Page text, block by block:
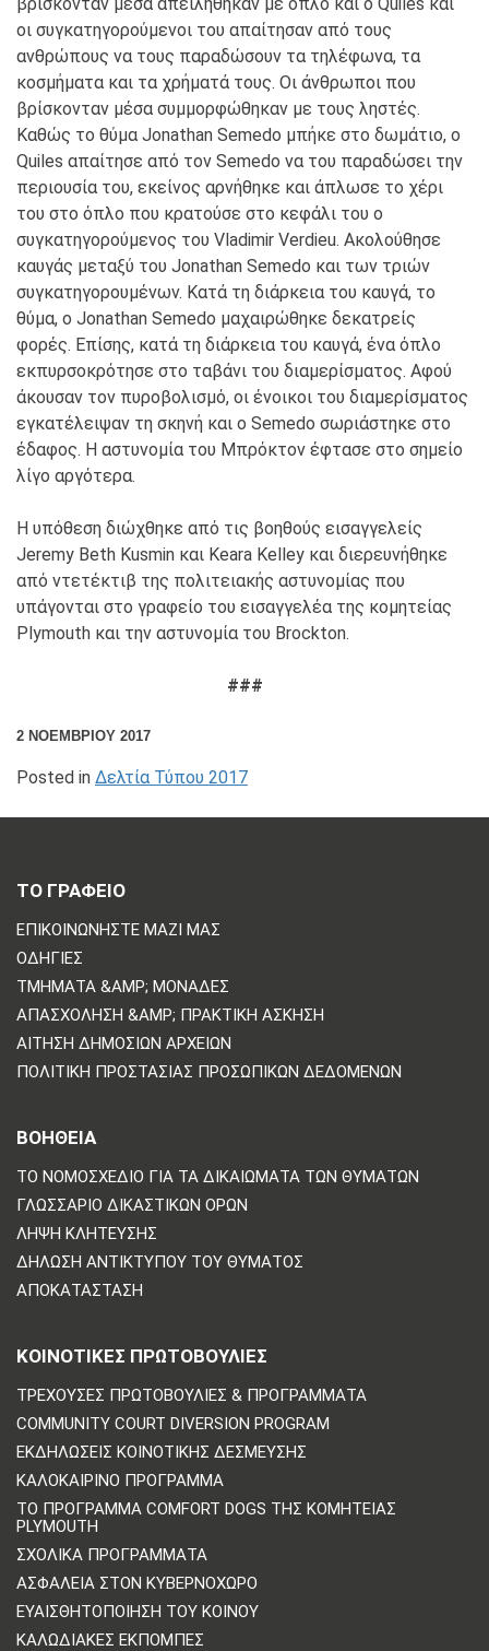
οι συγκατηγορούμενοι του απαίτησαν από τους
ανθρώπους να τους παραδώσουν τα τηλέφωνα, τα
κοσμήματα και τα χρήματά τους. Οι άνθρωποι που
βρίσκονταν μέσα συμμορφώθηκαν με τους ληστές.
Καθώς το θύμα Jonathan Semedo μπήκε στο δωμάτιο, ο
Quiles απαίτησε από τον Semedo να του παραδώσει την
περιουσία του, εκείνος αρνήθηκε και άπλωσε το χέρι
του στο όπλο που κρατούσε στο κεφάλι του ο
συγκατηγορούμενος του Vladimir Verdieu. Ακολούθησε
καυγάς μεταξύ του Jonathan Semedo και των τριών
συγκατηγορουμένων. Κατά τη διάρκεια του καυγά, το
θύμα, ο Jonathan Semedo μαχαιρώθηκε δεκατρείς
φορές. Επίσης, κατά τη διάρκεια του καυγά, ένα όπλο
εκπυρσοκρότησε στο ταβάνι του διαμερίσματος. Αφού
άκουσαν τον πυροβολισμό, οι ένοικοι του διαμερίσματος
εγκατέλειψαν τη σκηνή και ο Semedo σωριάστηκε στο
έδαφος. Η αστυνομία του Μπρόκτον έφτασε στο σημείο
λίγο αργότερα.
Η υπόθεση διώχθηκε από τις βοηθούς εισαγγελείς
Jeremy Beth Kusmin και Keara Kelley και διερευνήθηκε
από ντετέκτιβ της πολιτειακής αστυνομίας που
υπάγονται στο γραφείο του εισαγγελέα της κομητείας
Plymouth και την αστυνομία του Brockton.
###
2 ΝΟΕΜΒΡΊΟΥ 2017
Posted in Δελτία Τύπου 2017
ΤΟ ΓΡΑΦΕΙΟ
ΕΠΙΚΟΙΝΩΝΗΣΤΕ ΜΑΖΙ ΜΑΣ
ΟΔΗΓΊΕΣ
ΤΜΉΜΑΤΑ &AMP; ΜΟΝΆΔΕΣ
ΑΠΑΣΧΌΛΗΣΗ &AMP; ΠΡΑΚΤΙΚΉ ΆΣΚΗΣΗ
ΑΊΤΗΣΗ ΔΗΜΌΣΙΩΝ ΑΡΧΕΊΩΝ
ΠΟΛΙΤΙΚΗ ΠΡΟΣΤΑΣΙΑΣ ΠΡΟΣΩΠΙΚΩΝ ΔΕΔΟΜΕΝΩΝ
ΒΟΗΘΕΙΑ
ΤΟ ΝΟΜΟΣΧΈΔΙΟ ΓΙΑ ΤΑ ΔΙΚΑΙΏΜΑΤΑ ΤΩΝ ΘΥΜΆΤΩΝ
ΓΛΩΣΣΆΡΙΟ ΔΙΚΑΣΤΙΚΏΝ ΌΡΩΝ
ΛΉΨΗ ΚΛΉΤΕΥΣΗΣ
ΔΉΛΩΣΗ ΑΝΤΙΚΤΎΠΟΥ ΤΟΥ ΘΎΜΑΤΟΣ
ΑΠΟΚΑΤΆΣΤΑΣΗ
ΚΟΙΝΟΤΙΚΈΣ ΠΡΩΤΟΒΟΥΛΊΕΣ
ΤΡΈΧΟΥΣΕΣ ΠΡΩΤΟΒΟΥΛΊΕΣ & ΠΡΟΓΡΆΜΜΑΤΑ
COMMUNITY COURT DIVERSION PROGRAM
ΕΚΔΗΛΏΣΕΙΣ ΚΟΙΝΟΤΙΚΉΣ ΔΈΣΜΕΥΣΗΣ
ΚΑΛΟΚΑΙΡΙΝΌ ΠΡΌΓΡΑΜΜΑ
ΤΟ ΠΡΌΓΡΑΜΜΑ COMFORT DOGS ΤΗΣ ΚΟΜΗΤΕΊΑΣ
PLYMOUTH
ΣΧΟΛΙΚΆ ΠΡΟΓΡΆΜΜΑΤΑ
ΑΣΦΆΛΕΙΑ ΣΤΟΝ ΚΥΒΕΡΝΟΧΏΡΟ
ΕΥΑΙΣΘΗΤΟΠΟΊΗΣΗ ΤΟΥ ΚΟΙΝΟΎ
ΚΑΛΩΔΙΑΚΈΣ ΕΚΠΟΜΠΈΣ